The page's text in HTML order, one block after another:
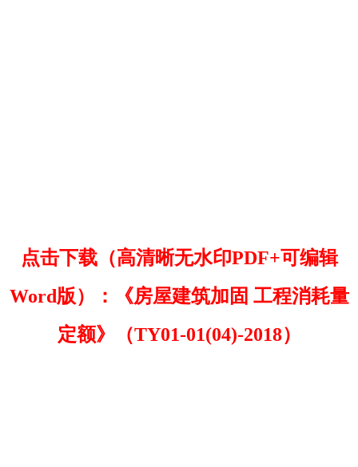
点击下载（高清晰无水印PDF+可编辑
Word版）：《房屋建筑加固 工程消耗量
定额》（TY01-01(04)-2018）